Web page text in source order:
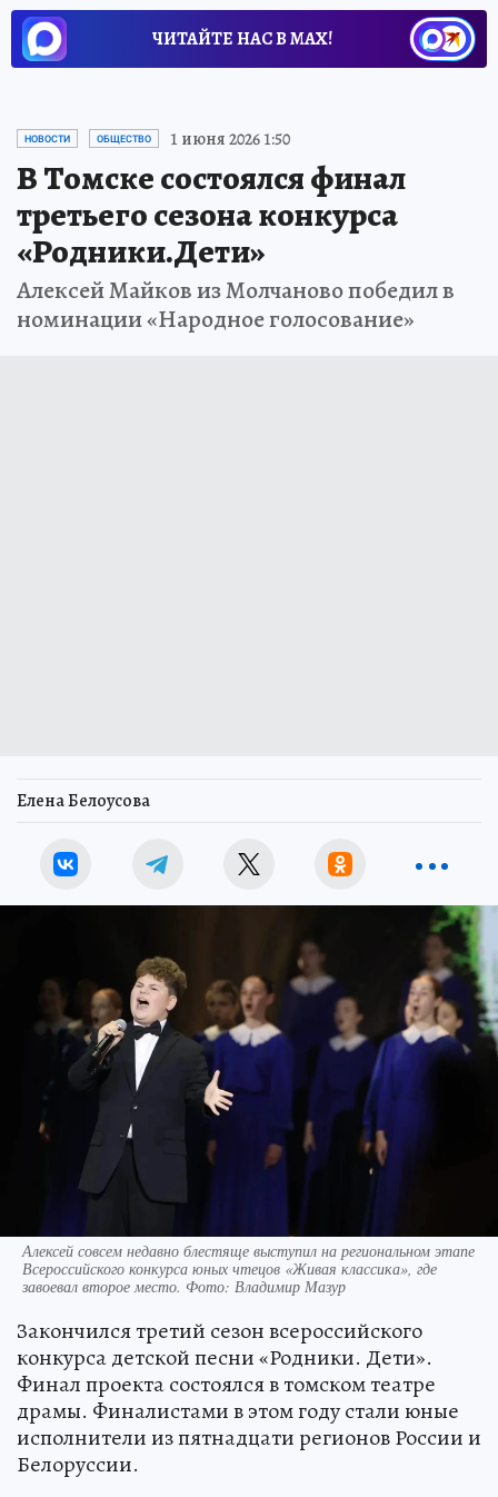
ЧИТАЙТЕ НАС В МАХ!
НОВОСТИ ОБЩЕСТВО 1 июня 2026 1:50
В Томске состоялся финал
третьего сезона конкурса
«Родники.Дети»
Алексей Майков из Молчаново победил в
номинации «Народное голосование»
Елена Белоусова
Алексей совсем недавно блестяще выступил на региональном этапе
Всероссийского конкурса юных чтецов «Живая классика», где
завоевал второе место. Фото: Владимир Мазур
Закончился третий сезон всероссийского
конкурса детской песни «Родники. Дети».
Финал проекта состоялся в томском театре
драмы. Финалистами в этом году стали юные
исполнители из пятнадцати регионов России и
Белоруссии.